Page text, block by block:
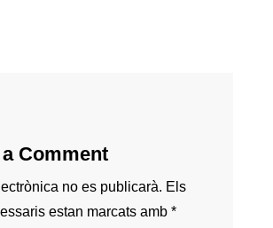
Comment
no es publicarà. Els
estan marcats amb *